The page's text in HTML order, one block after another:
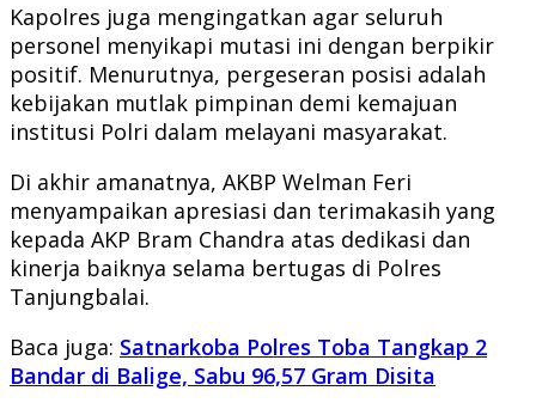
Kapolres juga mengingatkan agar seluruh
personel menyikapi mutasi ini dengan berpikir
positif. Menurutnya, pergeseran posisi adalah
kebijakan mutlak pimpinan demi kemajuan
institusi Polri dalam melayani masyarakat.
Di akhir amanatnya, AKBP Welman Feri
menyampaikan apresiasi dan terimakasih yang
kepada AKP Bram Chandra atas dedikasi dan
kinerja baiknya selama bertugas di Polres
Tanjungbalai.
Baca juga: Satnarkoba Polres Toba Tangkap 2
Bandar di Balige, Sabu 96,57 Gram Disita